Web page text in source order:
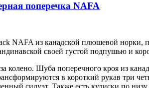
поперечка NAFA
NAFA из канадской плюшевой
своей густой подпушью и
колено. Шуба поперечного кроя из
в короткий рукав три
силуэт. Также есть кулиски по